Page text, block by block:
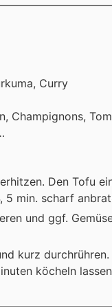
Curry
Champignons,
Den Tofu
5 min. scharf
und ggf.
kurz
köcheln